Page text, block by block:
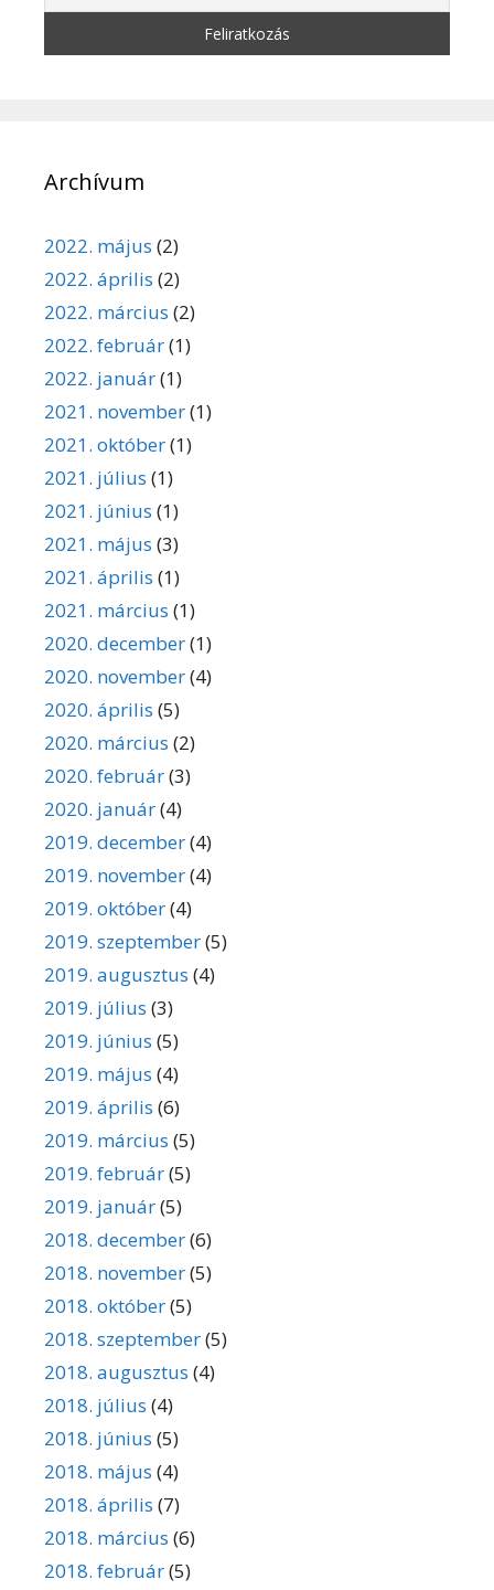
Archívum
2022. május (2)
2022. április (2)
2022. március (2)
2022. február(1)
2022. január(1)
2021. november(1)
2021. október(1)
2021. július (1)
2021. június (1)
2021. május (3)
2021. április (1)
2021. március (1)
2020. december(1)
2020. november(4)
2020. április (5)
2020. március (2)
2020. február(3)
2020. január(4)
2019. december(4)
2019. november(4)
2019. október(4)
2019. szeptember(5)
2019. augusztus (4)
2019. július (3)
2019. június (5)
2019. május (4)
2019. április (6)
2019. március (5)
2019. február(5)
2019. január(5)
2018. december(6)
2018. november(5)
2018. október(5)
2018. szeptember(5)
2018. augusztus (4)
2018. július (4)
2018. június (5)
2018. május (4)
2018. április (7)
2018. március (6)
2018. február(5)